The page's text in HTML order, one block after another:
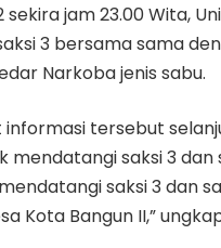
sekira jam 23.00 Wita,
3 bersama sama
Narkoba jenis sabu.
tersebut
mendatangi saksi 3
saksi 3 dan
Kota Bangun II,”